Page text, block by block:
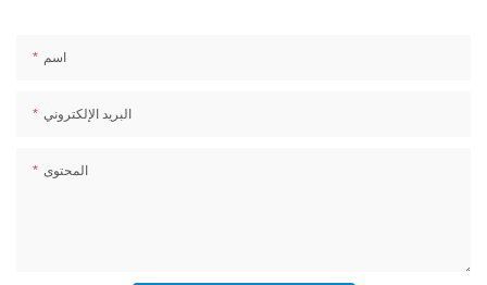
اسم
البريد الإلكتروني
المحتوى